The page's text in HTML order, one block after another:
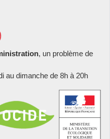
, un problème de
au dimanche de 8h à 20h